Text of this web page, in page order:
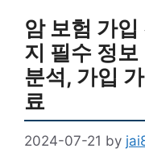
암 보험 가
지 필수 정
분석, 가입
료
2024-07-21 by